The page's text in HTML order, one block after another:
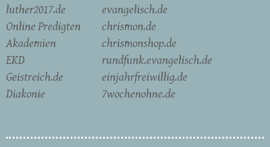
luther2017.de
Online Predigten
Akademien
EKD
Geistreich.de
Diakonie
evangelisch.de
chrismon.de
chrismonshop.de
rundfunk.evangelisch.de
einjahrfreiwillig.de
7wochenohne.de